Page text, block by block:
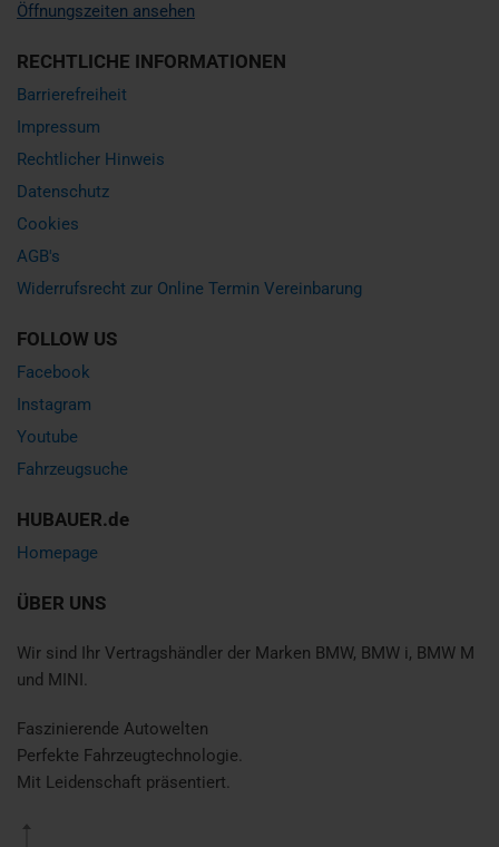
Öffnungszeiten ansehen
RECHTLICHE INFORMATIONEN
Barrierefreiheit
Impressum
Rechtlicher Hinweis
Datenschutz
Cookies
AGB's
Widerrufsrecht zur Online Termin Vereinbarung
FOLLOW US
Facebook
Instagram
Youtube
Fahrzeugsuche
HUBAUER.de
Homepage
ÜBER UNS
Wir sind Ihr Vertragshändler der Marken BMW, BMW i, BMW M
und MINI.
Faszinierende Autowelten
Perfekte Fahrzeugtechnologie.
Mit Leidenschaft präsentiert.